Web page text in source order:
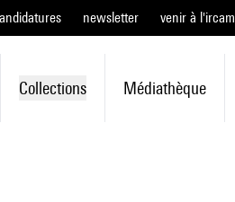
newsletter venir à l'ircam
Collections Médiathèque